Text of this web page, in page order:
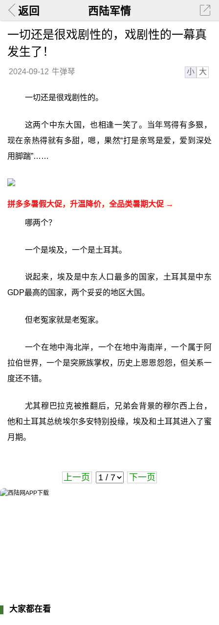
返回 西陆军情
一切还是很戏剧性的，戏剧性的一幕真
发生了！
2024-09-12 牛弹琴 小 大
一切还是很戏剧性的。
这两个中东大国，也相逢一笑了。当年骂得有多狠，
现在亲热得就有多甜，嗯，果然“打是亲骂是爱，爱到深处
用脚踹”……
拼多多暑假大促，升温降价，全品类暑期大促 →
哪两个？
一个是埃及，一个是土耳其。
说起来，埃及是中东人口最多的国家，土耳其是中东
GDP最高的国家，两个妥妥的地区大国。
但老冤家就是老冤家。
一个在地中海北岸，一个在地中海南岸，一个属于阿
拉伯世界，一个是突厥族掌权，历史上恩恩怨怨，但关系一
度还不错。
尤其穆巴拉克被推翻后，兄弟会背景的穆尔西上台，
他和土耳其总统埃尔多安特别投缘，埃及和土耳其进入了蜜
月期。
上一页 下一页
大家都在看